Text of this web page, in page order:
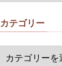
カテゴリー